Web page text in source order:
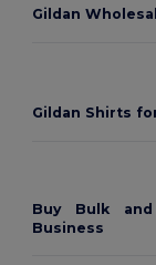
Gildan
Gildan Shirts
Buy Bulk
Business